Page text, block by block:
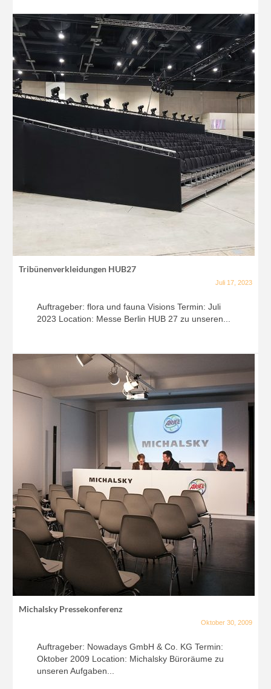
Tribünenverkleidungen HUB27
Juli 17, 2023
Auftrageber: flora und fauna Visions Termin: Juli
2023 Location: Messe Berlin HUB 27 zu unseren...
Michalsky Pressekonferenz
Oktober 30, 2009
Auftrageber: Nowadays GmbH & Co. KG Termin:
Oktober 2009 Location: Michalsky Büroräume zu
unseren Aufgaben...